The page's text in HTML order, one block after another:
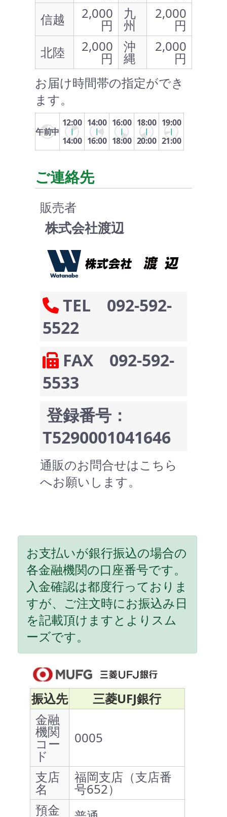
信越
2,000
円
九
州
2,000
円
北陸
2,000
円
沖
縄
2,000
円
お届け時間帯の指定ができ
ます。
午前中
12:00
14:00
14:00
16:00
16:00
18:00
18:00
20:00
19:00
21:00
ご連絡先
販売者
株式会社渡辺
TEL 092-592-
5522
FAX 092-592-
5533
登録番号：
T5290001041646
通販のお問合せはこちら
へお願いします。
お支払いが銀行振込の場合の
各金融機関の口座番号です。
入金確認は都度行っておりま
すが、ご注文時にお振込み日
を記載頂けますとよりスム
ーズです。
振込先
三菱UFJ銀行
金融
機関
コー
ド
0005
支店
名
福岡支店（支店番
号652）
預金